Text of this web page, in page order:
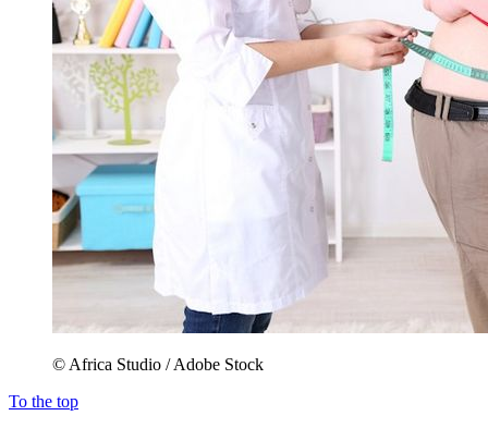
© Africa Studio / Adobe Stock
To the top